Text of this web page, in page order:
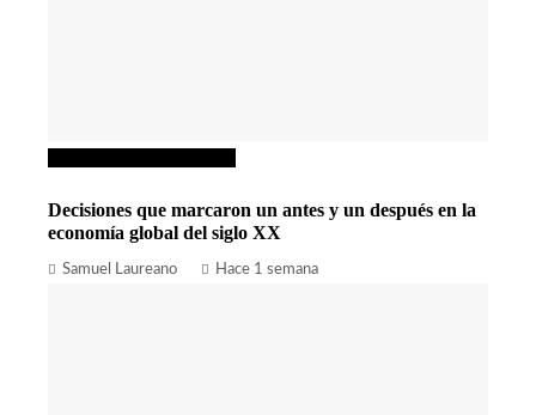
Decisiones que marcaron un antes y un después en la
economía global del siglo XX
Samuel Laureano Hace 1 semana